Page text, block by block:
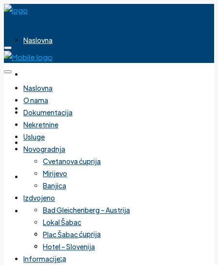
Naslovna
Dokumentacija
Nekretnine
Usluge
Novogradnja
Cvetanova ćuprija
Mirijevo
Banjica
Naslovna
O nama
Dokumentacija
Nekretnine
Usluge
Novogradnja
Cvetanova ćuprija
Mirijevo
Banjica
Izdvojeno
Bad Gleichenberg – Austrija
Lokal Šabac
Plac Šabac
Hotel – Slovenija
Informacije